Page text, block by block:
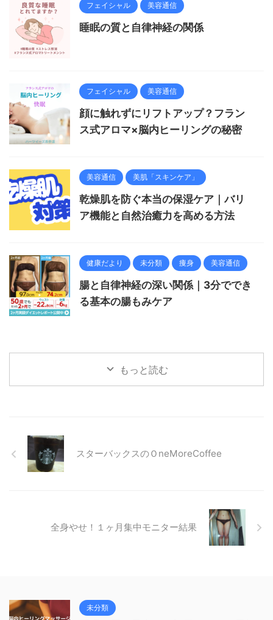
フェイシャル 美容通信
睡眠の質と自律神経の関係
フェイシャル 美容通信
顔に触れずにリフトアップ？フラン
ス式アロマ×脳内ヒーリングの秘密
美容通信 美肌「スキンケア」
乾燥肌を防ぐ本当の保湿ケア｜バリ
ア機能と自然治癒力を高める方法
健康だより 未分類 痩身 美容通信
腸と自律神経の深い関係｜3分ででき
る基本の腸もみケア
もっと読む
スターバックスのＯneMoreCoffee
全身やせ！１ヶ月集中モニター結果
未分類